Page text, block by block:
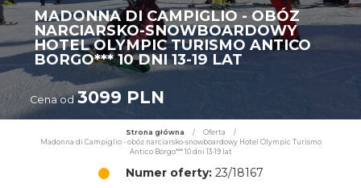
MADONNA DI CAMPIGLIO - OBÓZ
NARCIARSKO-SNOWBOARDOWY
HOTEL OLYMPIC TURISMO ANTICO
BORGO*** 10 DNI 13-19 LAT
Cena od 3099 PLN
Strona główna / Oferta
/
Madonna di Campiglio - obóz narciarsko-snowboardowy Hotel Olympic Turismo
Antico Borgo*** 10 dni 13-19 lat
Numer oferty:23/18167